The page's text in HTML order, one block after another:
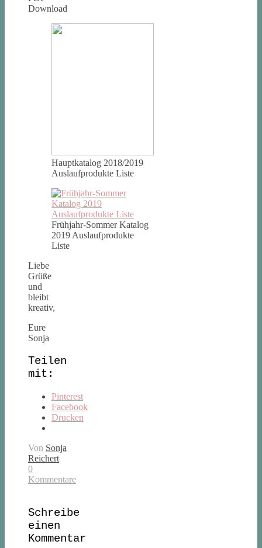
Download
Hauptkatalog 2018/2019
Auslaufprodukte Liste
Frühjahr-Sommer Katalog
2019 Auslaufprodukte
Liste
Liebe
Grüße
und
bleibt
kreativ,
Eure
Sonja
Teilen
mit:
Pinterest
Facebook
Drucken
Von Sonja
Reichert
0
Kommentare
Schreibe
einen
Kommentar